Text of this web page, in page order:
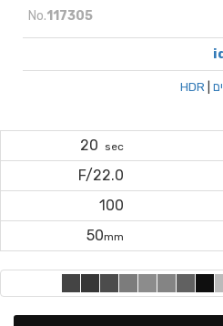
No.117305
HDR
sec
20
F/22.0
100
50mm